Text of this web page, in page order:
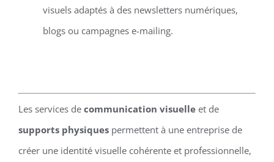
visuels adaptés à des newsletters numériques,
blogs ou campagnes e-mailing.
Les services de communication visuelleet de
supports physiquespermettent à une entreprise de
créer une identité visuelle cohérente et professionnelle,